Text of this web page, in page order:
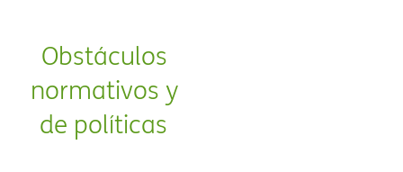
Obstáculos
normativos y
de políticas​​